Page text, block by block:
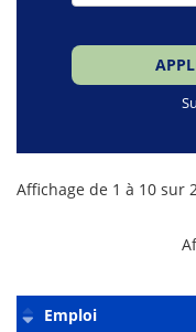
Liste
des
Affichage de 1 à 10 sur
Emploi